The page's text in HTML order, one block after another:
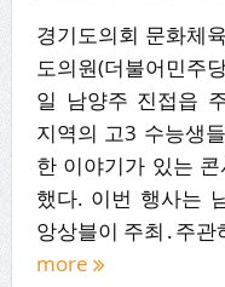
경기도의회 문화체
도의원(더불어민주
일 남양주 진접읍
지역의 고3 수능생
한 이야기가 있는
했다. 이번 행사는
앙상블이 주최․주
more